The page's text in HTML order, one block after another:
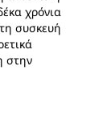
χρόνια
συσκευή
στην